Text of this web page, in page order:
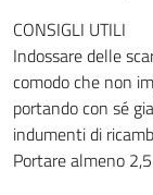
CONSIGLI UTILI
Indossare delle
comodo che non
portando con sé
indumenti di
Portare almeno